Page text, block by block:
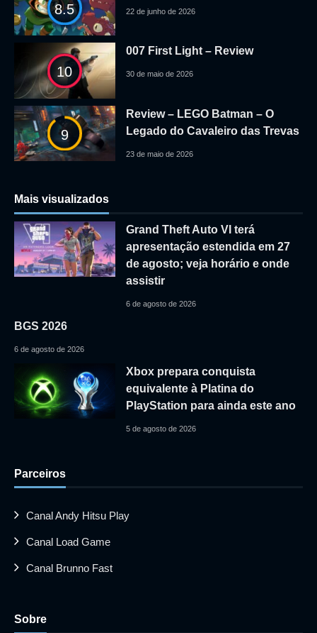
8.5 22 de junho de 2026
10
007 First Light – Review
30 de maio de 2026
9
Review – LEGO Batman – O
Legado do Cavaleiro das Trevas
23 de maio de 2026
Mais visualizados
Grand Theft Auto VI terá
apresentação estendida em 27
de agosto; veja horário e onde
assistir
6 de agosto de 2026
BGS 2026
6 de agosto de 2026
Xbox prepara conquista
equivalente à Platina do
PlayStation para ainda este ano
5 de agosto de 2026
Parceiros
Canal Andy Hitsu Play
Canal Load Game
Canal Brunno Fast
Sobre